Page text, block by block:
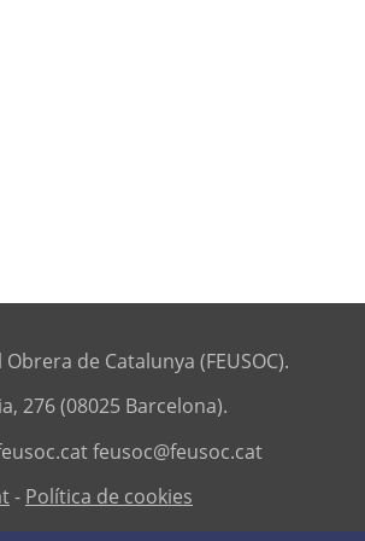
de Catalunya (FEUSOC).
276 (08025 Barcelona).
feusoc@feusoc.cat
- Política de cookies